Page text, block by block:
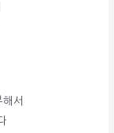
서